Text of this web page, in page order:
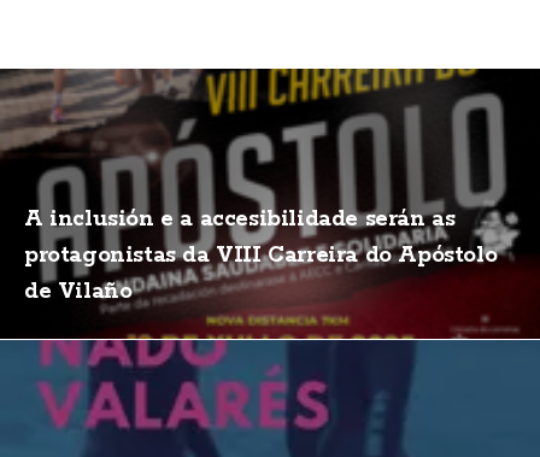
A inclusión e a accesibilidade serán as
protagonistas da VIII Carreira do Apóstolo
de Vilaño